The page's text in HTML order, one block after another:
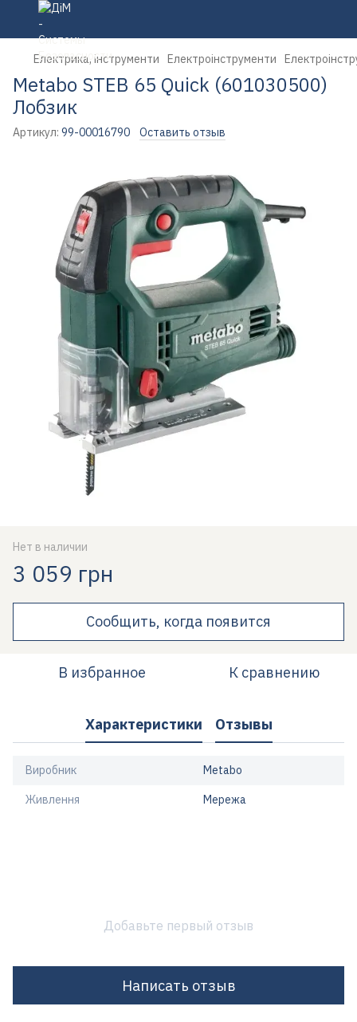
Електрика, інструменти Електроінструменти
Metabo STEB 65 Quick (601030500)
Лобзик
Артикул: 99-00016790 Оставить отзыв
Нет в наличии
3 059 грн
Сообщить, когда появится
В избранное К сравнению
Характеристики Отзывы
Виробник Metabo
Живлення Мережа
Добавьте первый отзыв
Написать отзыв